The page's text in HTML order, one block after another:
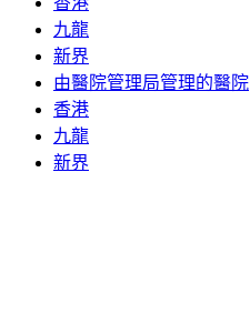
九龍
新界
由醫院管理局管理的醫院
香港
九龍
新界